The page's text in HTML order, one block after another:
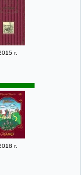
г.
г.